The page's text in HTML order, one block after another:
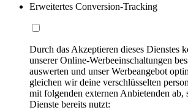
Erweitertes Conversion-Tracking
Durch das Akzeptieren dieses Dienstes
unserer Online-Werbeeinschaltungen
auswerten und unser Werbeangebot
gleichen wir deine verschlüsselten
mit folgenden externen Anbietenden ab,
Dienste bereits nutzt: